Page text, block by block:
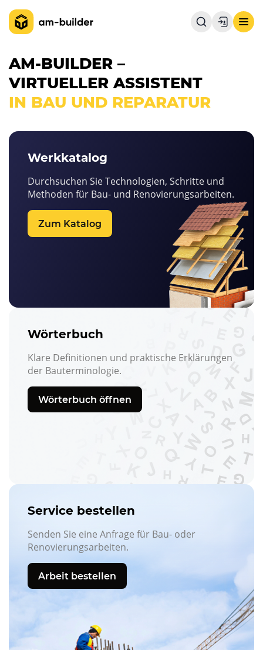
AM-BUILDER –
VIRTUELLER ASSISTENT
IN BAU UND REPARATUR
Werkkatalog
Durchsuchen Sie Technologien, Schritte und
Methoden für Bau- und Renovierungsarbeiten.
Zum Katalog
Wörterbuch
Klare Definitionen und praktische Erklärungen
der Bauterminologie.
Wörterbuch öffnen
Service bestellen
Senden Sie eine Anfrage für Bau- oder
Renovierungsarbeiten.
Arbeit bestellen